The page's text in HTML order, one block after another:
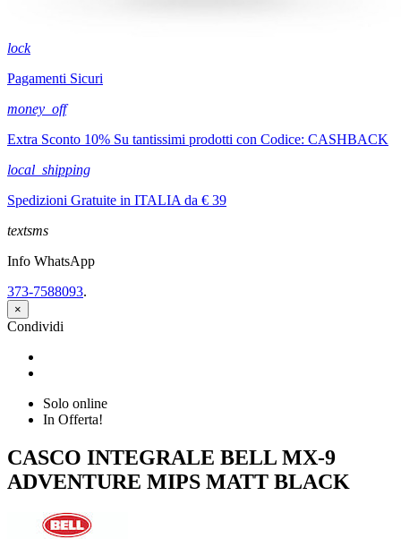
lock
Pagamenti Sicuri
money_off
Extra Sconto 10% Su tantissimi prodotti con Codice: CASHBACK
local_shipping
Spedizioni Gratuite in ITALIA da € 39
textsms
Info WhatsApp
373-7588093.
×
Condividi
Solo online
In Offerta!
CASCO INTEGRALE BELL MX-9
ADVENTURE MIPS MATT BLACK